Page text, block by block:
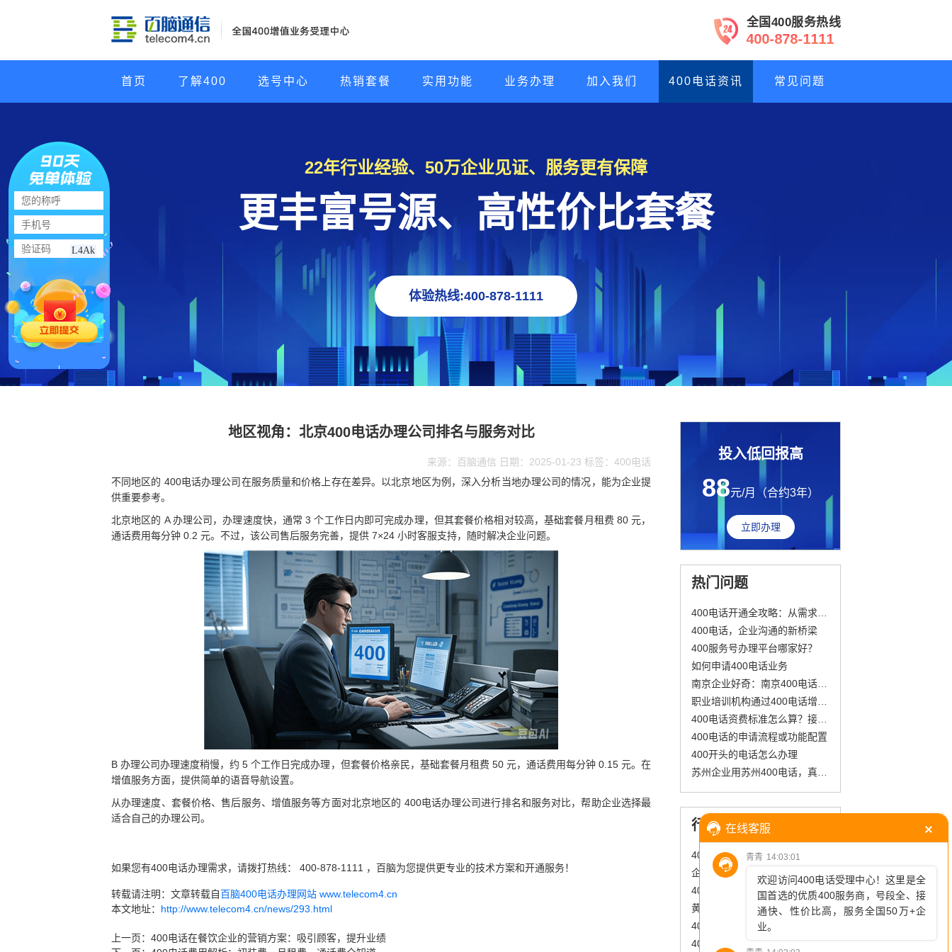
全国400服务热线
400-878-1111
首页 了解400 选号中心 热销套餐 实用功能 业务办理 加入我们 400电话资讯 常见问题
22年行业经验、50万企业见证、服务更有保障
更丰富号源、高性价比套餐
体验热线:400-878-1111
地区视角：北京400电话办理公司排名与服务对比
来源：百脑通信 日期：2025-01-23 标签：400电话
不同地区的 400电话办理公司在服务质量和价格上存在差异。以北京地区为例，深入分析当地办理公司的情况，能为企业提
供重要参考。
北京地区的 A 办理公司，办理速度快，通常 3 个工作日内即可完成办理，但其套餐价格相对较高，基础套餐月租费 80 元，
通话费用每分钟 0.2 元。不过，该公司售后服务完善，提供 7×24 小时客服支持，随时解决企业问题。
B 办理公司办理速度稍慢，约 5 个工作日完成办理，但套餐价格亲民，基础套餐月租费 50 元，通话费用每分钟 0.15 元。在
增值服务方面，提供简单的语音导航设置。
从办理速度、套餐价格、售后服务、增值服务等方面对北京地区的 400电话办理公司进行排名和服务对比，帮助企业选择最
适合自己的办理公司。
如果您有400电话办理需求，请拨打热线： 400-878-1111 ，百脑为您提供更专业的技术方案和开通服务！
转载请注明：文章转载自百脑400电话办理网站 www.telecom4.cn
本文地址： http://www.telecom4.cn/news/293.html
上一页： 400电话在餐饮企业的营销方案：吸引顾客，提升业绩
投入低回报高
88元/月（合约3年）
立即办理
热门问题
400电话，企业沟通的新桥梁
400服务号办理平台哪家好？
如何申请400电话业务
400电话的申请流程或功能配置
400开头的电话怎么办理
行业资讯
企业申请400电话，这些关键要点你get了吗？
400电话：企业灵活运营的“智慧纽带”
黄石400电话 企业发展的“隐形翅膀”
400电话收费机制透明吗？
L4Ak